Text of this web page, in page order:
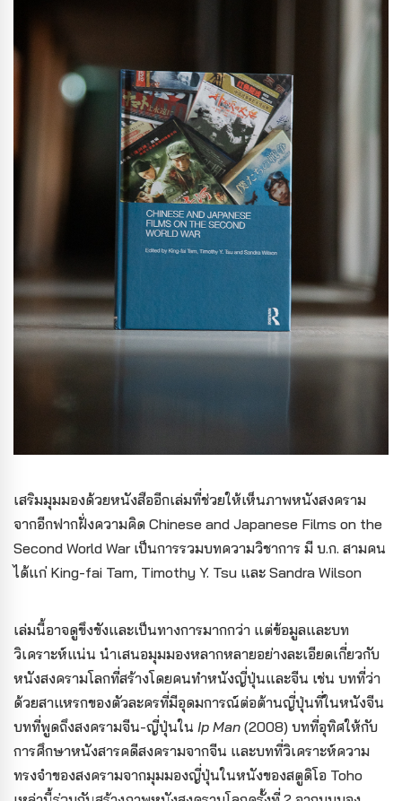
เสริมมุมมองด้วยหนังสืออีกเล่มที่ช่วยให้เห็นภาพหนังสงคราม
จากอีกฟากฝั่งความคิด Chinese and Japanese Films on the
Second World War เป็นการรวมบทความวิชาการ มี บ.ก. สามคน
ได้แก่ King-fai Tam, Timothy Y. Tsu และ Sandra Wilson
เล่มนี้อาจดูขึงขังและเป็นทางการมากกว่า แต่ข้อมูลและบท
วิเคราะห์แน่น นำเสนอมุมมองหลากหลายอย่างละเอียดเกี่ยวกับ
หนังสงครามโลกที่สร้างโดยคนทำหนังญี่ปุ่นและจีน เช่น บทที่ว่า
ด้วยสาแหรกของตัวละครที่มีอุดมการณ์ต่อต้านญี่ปุ่นที่ในหนังจีน
บทที่พูดถึงสงครามจีน-ญี่ปุ่นใน Ip Man (2008) บทที่อุทิศให้กับ
การศึกษาหนังสารคดีสงครามจากจีน และบทที่วิเคราะห์ความ
ทรงจำของสงครามจากมุมมองญี่ปุ่นในหนังของสตูดิโอ Toho